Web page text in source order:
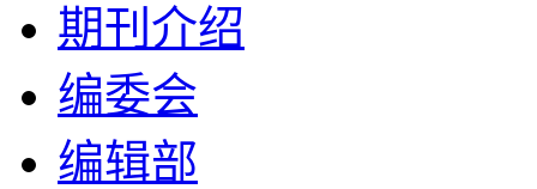
期刊介绍
编委会
编辑部